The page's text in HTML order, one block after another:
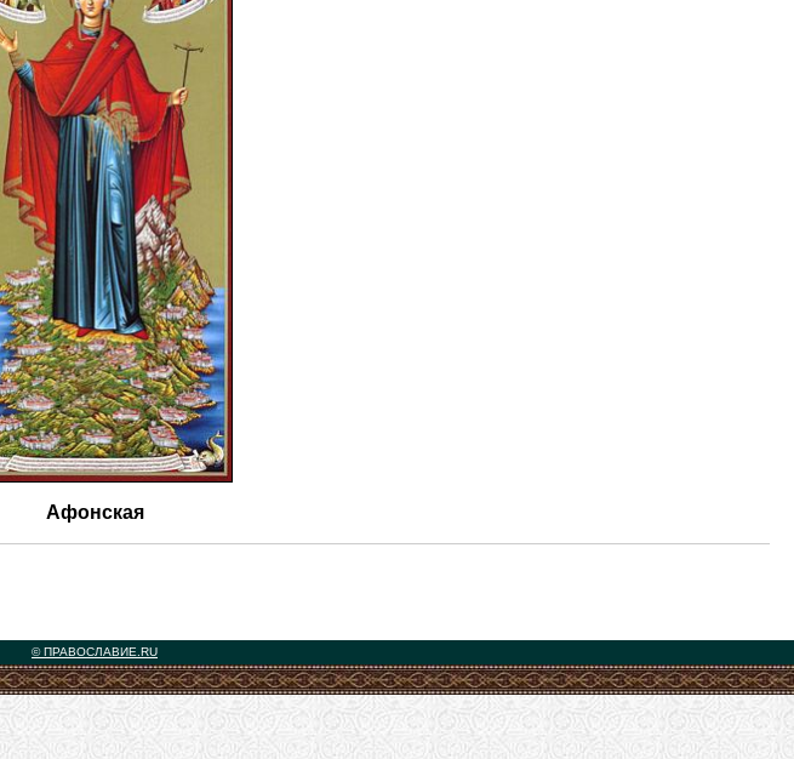
Афонская
© ПРАВОСЛАВИЕ.RU